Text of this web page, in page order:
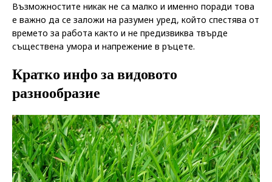
Възможностите никак не са малко и именно поради това
е важно да се заложи на разумен уред, който спестява от
времето за работа както и не предизвиква твърде
съществена умора и напрежение в ръцете.
Кратко инфо за видовото
разнообразие